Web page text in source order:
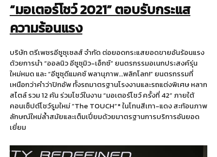
“มอเตอร์โชว์2021” ตอบรับกระแส
ความร้อนแรง
บริษัท ตรีเพชรอีซูซุเซลส์ จำกัด ต่อยอดกระแสยอดขายอันร้อนแรง
ด้วยการนำ “ออลนิว อีซูซุมิว-เอ็กซ์” ยนตรกรรมอเนกประสงค์รุ่น
ใหม่หมด และ “อีซูซุดีแมคซ์ พลานุภาพ…พลิกโลก!” ยนตรกรรมที่
เหนือกว่าคำว่าปิกอัพ ทั้งรถมาตรฐานโรงงานและรถแต่งพิเศษ หลาก
สไตล์ รวม 12 คัน ร่วมโชว์ในงาน “มอเตอร์โชว์ ครั้งที่ 42” ภายใต้
คอนเซ็ปต์โชว์รูมใหม่ “The TOUCH”* ในโทนสีเทา-แดง สะท้อนภาพ
ลักษณ์ใหม่ล้ำสมัยและเต็มเปี่ยมด้วยมาตรฐานการบริการอันยอด
เยี่ยม